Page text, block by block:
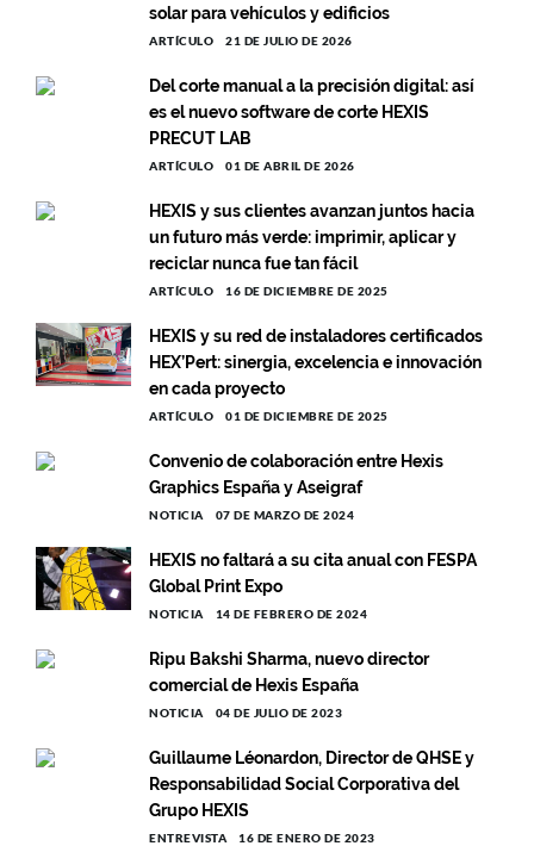
solar para vehículos y edificios
ARTÍCULO 21 DE JULIO DE 2026
Del corte manual a la precisión digital: así
es el nuevo software de corte HEXIS
PRECUT LAB
ARTÍCULO 01 DE ABRIL DE 2026
HEXIS y sus clientes avanzan juntos hacia
un futuro más verde: imprimir, aplicar y
reciclar nunca fue tan fácil
ARTÍCULO 16 DE DICIEMBRE DE 2025
HEXIS y su red de instaladores certificados
HEX’Pert: sinergia, excelencia e innovación
en cada proyecto
ARTÍCULO 01 DE DICIEMBRE DE 2025
Convenio de colaboración entre Hexis
Graphics España y Aseigraf
NOTICIA 07 DE MARZO DE 2024
HEXIS no faltará a su cita anual con FESPA
Global Print Expo
NOTICIA 14 DE FEBRERO DE 2024
Ripu Bakshi Sharma, nuevo director
comercial de Hexis España
NOTICIA 04 DE JULIO DE 2023
Guillaume Léonardon, Director de QHSE y
Responsabilidad Social Corporativa del
Grupo HEXIS
ENTREVISTA 16 DE ENERO DE 2023